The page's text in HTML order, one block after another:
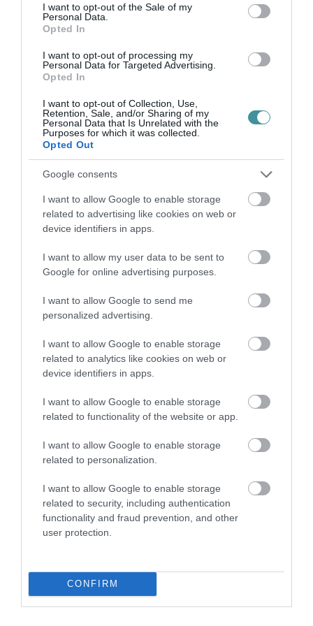
consent section.
I want to opt-out of the Sale of my
Personal Data.
Opted In
I want to opt-out of processing my
Personal Data for Targeted Advertising.
Opted In
I want to opt-out of Collection, Use,
Retention, Sale, and/or Sharing of my
Personal Data that Is Unrelated with the
Purposes for which it was collected.
Opted Out
Google consents
I want to allow Google to enable storage
related to advertising like cookies on web or
device identifiers in apps.
I want to allow my user data to be sent to
Google for online advertising purposes.
I want to allow Google to send me
personalized advertising.
I want to allow Google to enable storage
related to analytics like cookies on web or
device identifiers in apps.
I want to allow Google to enable storage
related to functionality of the website or app.
I want to allow Google to enable storage
related to personalization.
I want to allow Google to enable storage
related to security, including authentication
functionality and fraud prevention, and other
user protection.
CONFIRM
TELJES SZAKÍTÁS JÖN A...
2026. augusztus 08|Mindenki ügye
TATA ELBŰVÖLŐ LÁTVÁNYOSSÁGAI,
AMIKÉRT ÉRDEMES MEGNÉZNI
TÖBB MINT EGY HÓNAP IS LEHET, MIRE
2026. augusztus 07 Mindenki ügye
TANULJ NÉMETÜL OTTHONRÓL: A
2026. augusztus 07|Promóció
ÚJRAINDULNAK A KORÁBBAN
LEÁLLÍTOTT SZOLGÁLTATÁSOK AZ EGRI...
2026. augusztus 07|Eger ügye